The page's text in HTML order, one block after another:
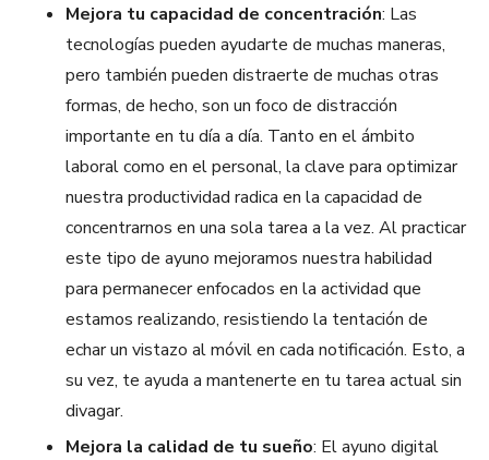
Mejora tu capacidad de concentración: Las
tecnologías pueden ayudarte de muchas maneras,
pero también pueden distraerte de muchas otras
formas, de hecho, son un foco de distracción
importante en tu día a día. Tanto en el ámbito
laboral como en el personal, la clave para optimizar
nuestra productividad radica en la capacidad de
concentrarnos en una sola tarea a la vez. Al practicar
este tipo de ayuno mejoramos nuestra habilidad
para permanecer enfocados en la actividad que
estamos realizando, resistiendo la tentación de
echar un vistazo al móvil en cada notificación. Esto, a
su vez, te ayuda a mantenerte en tu tarea actual sin
divagar.
Mejora la calidad de tu sueño: El ayuno digital